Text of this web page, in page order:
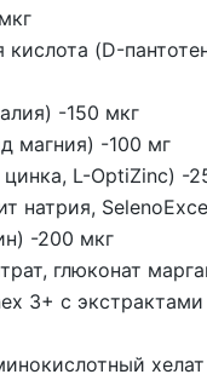
кислота (D-
-150 мкг
магния) -100 мг
L-OptiZinc) -
натрия,
-200 мкг
глюконат
3+ с